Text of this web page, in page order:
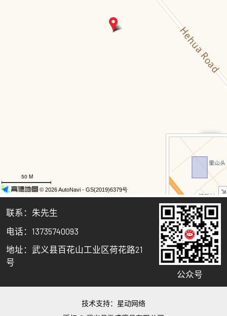
联系：朱先生
电话：13735740093
地址：武义县百花山工业区荷花路21
号
公众号
技术支持： 星动网络